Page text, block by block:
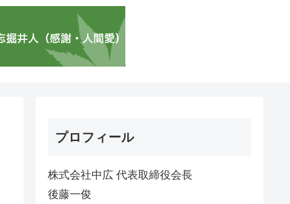
プロフィール
株式会社中広 代表取締役会長
後藤一俊